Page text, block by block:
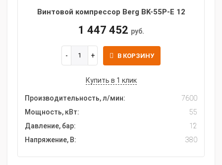
Винтовой компрессор Berg BK-55P-E 12
1 447 452 руб.
В КОРЗИНУ
Купить в 1 клик
Производительность, л/мин:
7600
Мощность, кВт:
55
Давление, бар:
12
Напряжение, В:
380